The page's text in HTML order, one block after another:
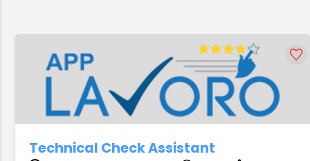
Technical Check Assistant